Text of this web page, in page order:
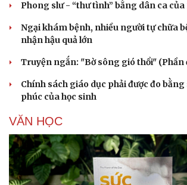
Phong slư - “thư tình” bằng dân ca
Ngại khám bệnh, nhiều người tự chữa
nhận hậu quả lớn
Truyện ngắn: "Bờ sông gió thổi" (Phần
Chính sách giáo dục phải được đo
phúc của học sinh
VĂN HỌC